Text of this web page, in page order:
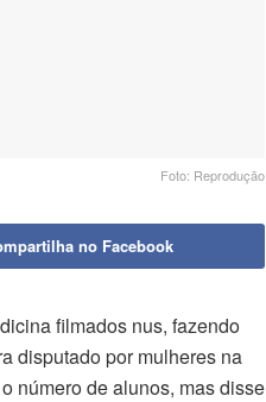
Foto: Reprodução
no Facebook
filmados nus, fazendo
disputado por mulheres na
número de alunos, mas disse